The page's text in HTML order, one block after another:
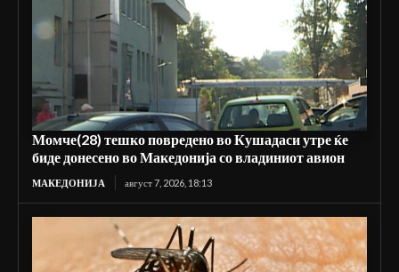
Момче(28) тешко повредено во Кушадаси утре ќе
биде донесено во Македонија со владиниот авион
МАКЕДОНИЈА август 7, 2026, 18:13